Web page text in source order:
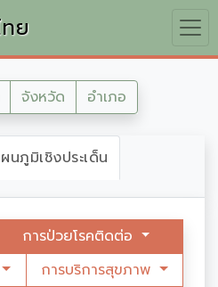
ย
จังหวัด อำเภอ
นภูมิเชิงประเด็น
การป่วยโรคติดต่อ
การบริการสุขภาพ